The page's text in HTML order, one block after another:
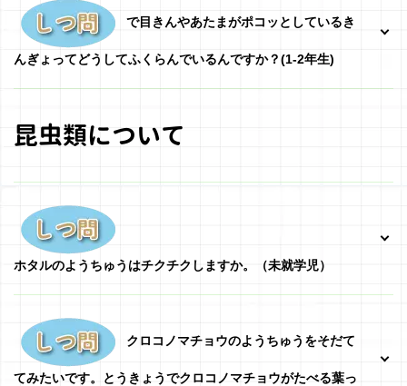
で目きんやあたまがポコッとしているき
んぎょってどうしてふくらんでいるんですか？(1-2年生)
昆虫類について
ホタルのようちゅうはチクチクしますか。（未就学児）
クロコノマチョウのようちゅうをそだて
てみたいです。とうきょうでクロコノマチョウがたべる葉っ